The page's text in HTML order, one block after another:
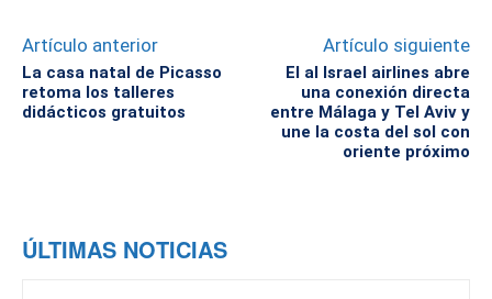
Artículo anterior
La casa natal de Picasso
retoma los talleres
didácticos gratuitos
Artículo siguiente
El al Israel airlines abre
una conexión directa
entre Málaga y Tel Aviv y
une la costa del sol con
oriente próximo
ÚLTIMAS NOTICIAS